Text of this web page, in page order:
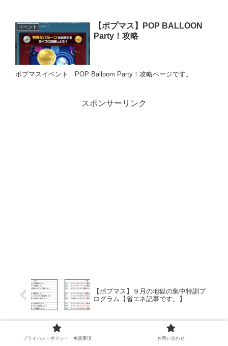
イベント
【ポプマス】POP BALLOON
Party！攻略
ポプマスイベント POP Balloom Party！攻略ページです。
スポンサーリンク
【ポプマス】９月の地獄の集中特訓プ
ログラム【省エネ記事です。】
【ポプマス】限定スキルランキングト
プライバシーポリシー・免責事項 お問い合わせ